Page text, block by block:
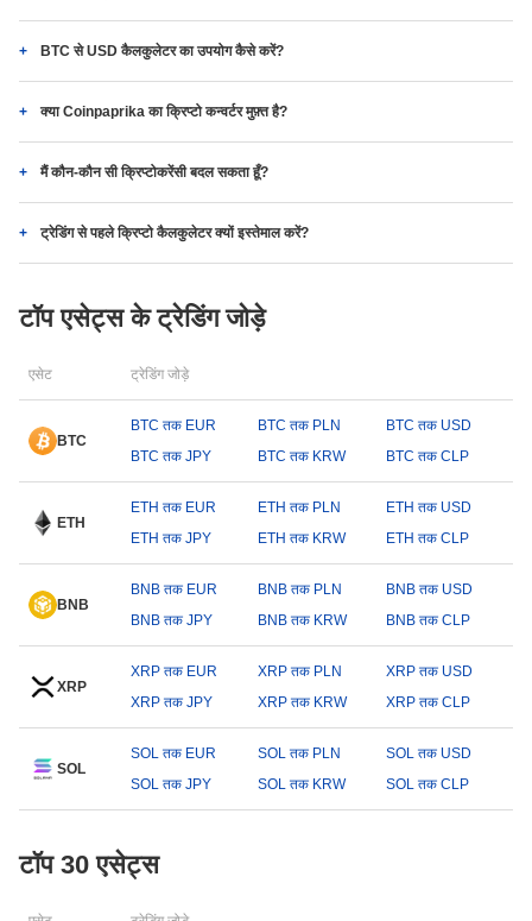
BTC से USD कैलकुलेटर का उपयोग कैसे करें?
क्या Coinpaprika का क्रिप्टो कन्वर्टर मुफ़्त है?
मैं कौन-कौन सी क्रिप्टोकरेंसी बदल सकता हूँ?
ट्रेडिंग से पहले क्रिप्टो कैलकुलेटर क्यों इस्तेमाल करें?
टॉप एसेट्स के ट्रेडिंग जोड़े
एसेट ट्रेडिंग जोड़े
BTC
BTC तक EUR BTC तक PLN
BTC तक USD
BTC तक JPY
BTC तक KRW BTC तक CLP
ETH
ETH तक EUR ETH तक PLN
ETH तक USD
ETH तक JPY
ETH तक KRW ETH तक CLP
BNB
BNB तक EUR BNB तक PLN
BNB तक USD
BNB तक JPY
BNB तक KRW BNB तक CLP
XRP
XRP तक EUR XRP तक PLN
XRP तक USD
XRP तक JPY
XRP तक KRW XRP तक CLP
SOL
SOL तक EUR SOL तक PLN
SOL तक USD
SOL तक JPY
SOL तक KRW SOL तक CLP
टॉप 30 एसेट्स